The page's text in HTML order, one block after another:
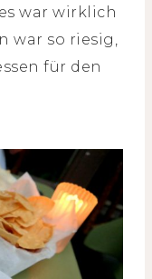
war wirklich
war so riesig,
für den